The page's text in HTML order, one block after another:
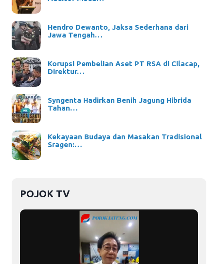
Hendro Dewanto, Jaksa Sederhana dari
Jawa Tengah…
Korupsi Pembelian Aset PT RSA di Cilacap,
Direktur…
Syngenta Hadirkan Benih Jagung Hibrida
Tahan…
Kekayaan Budaya dan Masakan Tradisional
Sragen:…
POJOK TV